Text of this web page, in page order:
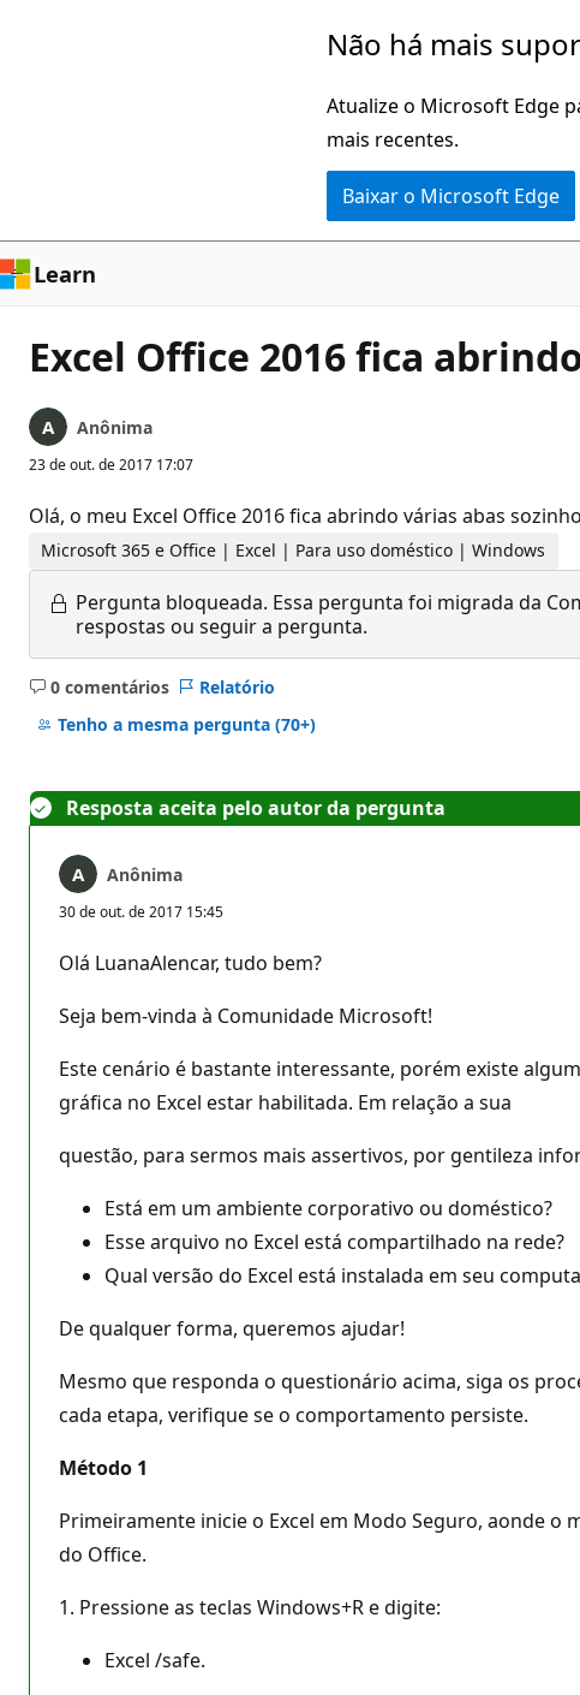
Não há mais
Atualize o Microsoft Edge
mais recentes.
Baixar o Microsoft Edge
Learn
Excel Office 2016 fica
Anônima
23 de out. de 2017 17:07
Olá, o meu Excel Office 2016 fica abrindo várias abas
Microsoft 365 e Office | Excel | Para uso doméstico | Windows
Pergunta bloqueada. Essa pergunta foi migrada da
respostas ou seguir a pergunta.
0 comentários
Sem
comentários
Relatório
Tenho a mesma pergunta (70+)
Resposta aceita pelo autor da pergunta
Anônima
30 de out. de 2017 15:45
Olá LuanaAlencar, tudo bem?
Seja bem-vinda à Comunidade Microsoft!
Este cenário é bastante interessante, porém existe
gráfica no Excel estar habilitada. Em relação a sua
questão, para sermos mais assertivos, por gentileza
Está em um ambiente corporativo ou doméstico?
Esse arquivo no Excel está compartilhado na rede?
Qual versão do Excel está instalada em seu
De qualquer forma, queremos ajudar!
Mesmo que responda o questionário acima, siga os
cada etapa, verifique se o comportamento persiste.
Método 1
Primeiramente inicie o Excel em Modo Seguro, aonde
do Office.
1. Pressione as teclas Windows+R e digite:
Excel /safe.